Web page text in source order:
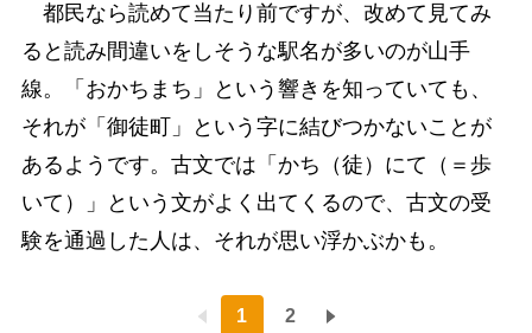
都民なら読めて当たり前ですが、改めて見てみ
ると読み間違いをしそうな駅名が多いのが山手
線。「おかちまち」という響きを知っていても、
それが「御徒町」という字に結びつかないことが
あるようです。古文では「かち（徒）にて（＝歩
いて）」という文がよく出てくるので、古文の受
験を通過した人は、それが思い浮かぶかも。
1 2